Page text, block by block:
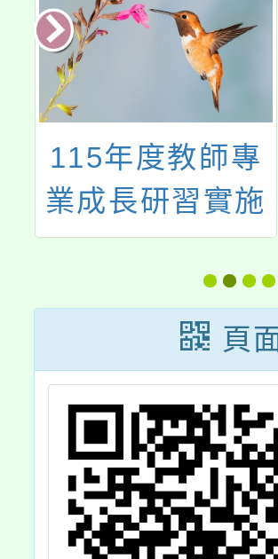
115年度教師專
業成長研習實施
計畫─夢的N次
方多元工作坊─
南區臺南場頁